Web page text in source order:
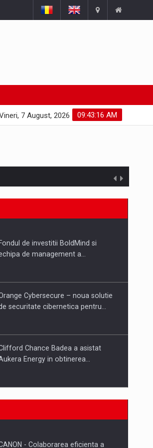
09:43:17 AM
7 August, 2026
tranzactie de peste 25…
Fondul de investitii BoldMind si
de management a…
Cybersecure – noua solutie
securitate cibernetica pentru…
Chance Badea a asistat
Energy in obtinerea…
PERSONALITATI DIN MEDIUL
- Colaborarea eficienta a